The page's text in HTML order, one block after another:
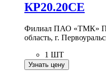
КР20.20СЕ
Филиал ПАО «ТМК»
область, г.
1 ШТ
Узнать цену